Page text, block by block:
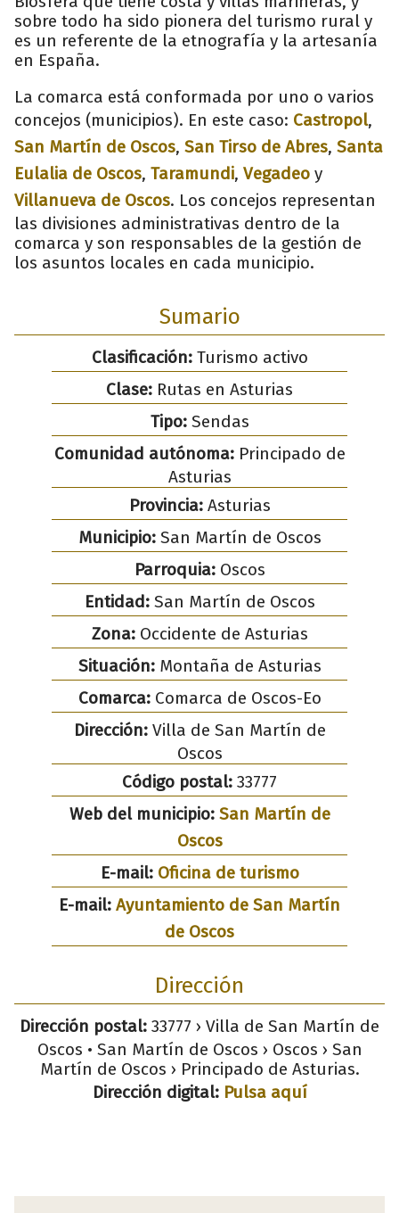
sobre todo ha sido pionera del turismo rural y
es un referente de la etnografía y la artesanía
en España.
La comarca está conformada por uno o varios
concejos (municipios). En este caso: Castropol,
San Martín de Oscos, San Tirso de Abres, Santa
Eulalia de Oscos, Taramundi, Vegadeo y
Villanueva de Oscos. Los concejos representan
las divisiones administrativas dentro de la
comarca y son responsables de la gestión de
los asuntos locales en cada municipio.
Sumario
Clasificación:Turismo activo
Clase: Rutas en Asturias
Tipo:Sendas
Comunidad autónoma:Principado de
Asturias
Provincia:Asturias
Municipio:San Martín de Oscos
Parroquia:Oscos
Entidad:San Martín de Oscos
Zona:Occidente de Asturias
Situación:Montaña de Asturias
Comarca:Comarca de Oscos-Eo
Dirección:Villa de San Martín de
Oscos
Código postal: 33777
Web del municipio: San Martín de
Oscos
E-mail: Oficina de turismo
E-mail: Ayuntamiento de San Martín
de Oscos
Dirección
Dirección postal: 33777 › Villa de San Martín de
Oscos • San Martín de Oscos › Oscos › San
Martín de Oscos › Principado de Asturias.
Dirección digital: Pulsa aquí